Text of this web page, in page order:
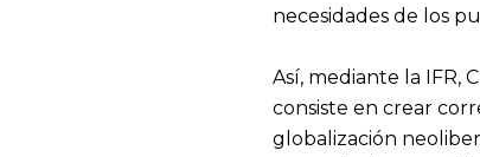
necesidades de los
Así, mediante la IFR,
consiste en crear
globalización